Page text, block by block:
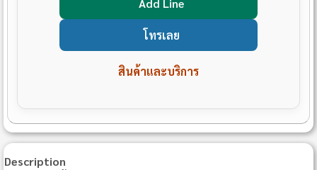
Add Line
โทรเลย
สินค้าและบริการ
Description